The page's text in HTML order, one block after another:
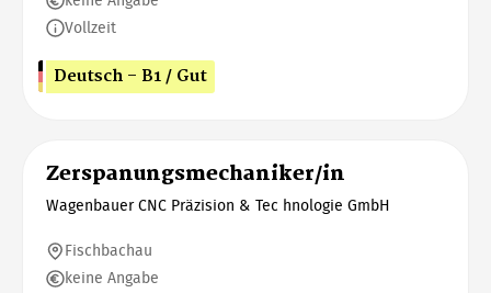
Vollzeit
Deutsch - B1 / Gut
Zerspanungsmechaniker/in
Wagenbauer CNC Präzision & Tec hnologie GmbH
Fischbachau
keine Angabe